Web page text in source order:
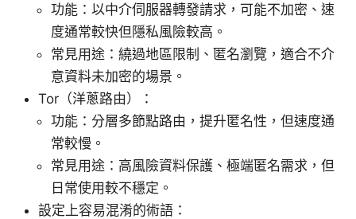
功能：以中介伺服器轉發請求，可能不加密、速
度通常較快但隱私風險較高。
常見用途：繞過地區限制、匿名瀏覽，適合不介
意資料未加密的場景。
Tor（洋蔥路由）：
功能：分層多節點路由，提升匿名性，但速度通
常較慢。
常見用途：高風險資料保護、極端匿名需求，但
日常使用較不穩定。
設定上容易混淆的術語：